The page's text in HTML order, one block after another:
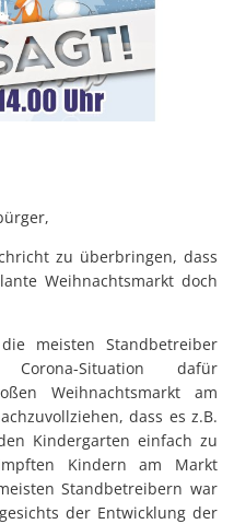
zu überbringen, dass
Weihnachtsmarkt doch
meisten Standbetreiber
Situation dafür
Weihnachtsmarkt am
dass es z.B.
Kindergarten einfach zu
Kindern am Markt
Standbetreibern war
der Entwicklung der